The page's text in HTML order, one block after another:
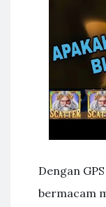
Dengan
bermacam